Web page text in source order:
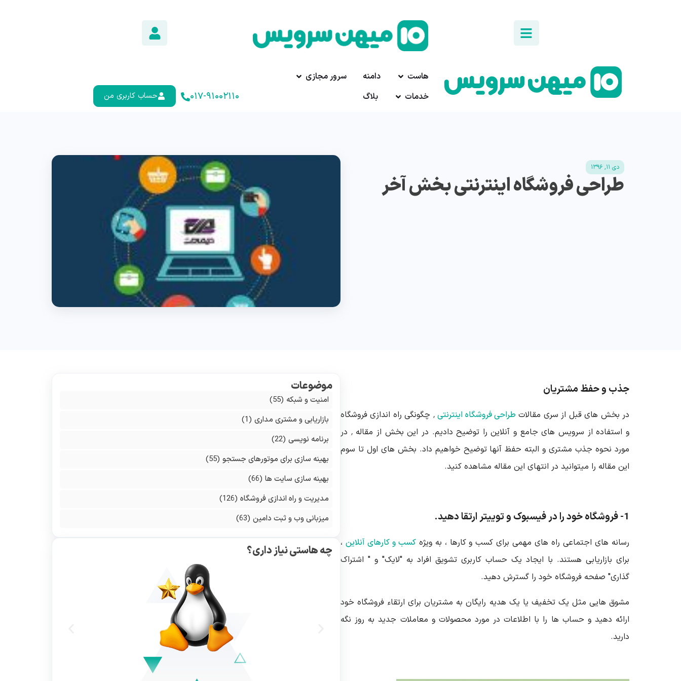
هاست دامنه
سرور مجازی
خدمات
بلاگ ۰۱۷-۹۱۰۰۲۱۱۰ حساب کاربری من
دی ۱۱, ۱۳۹۶
طراحی فروشگاه اینترنتی بخش آخر
جذب و حفظ مشتریان
در بخش های قبل از سری مقالات طراحی فروشگاه اینترنتی
٬ چگونگی راه اندازی فروشگاه
و استفاده از سرویس های جامع و آنلاین را توضیح دادیم. در این بخش از مقاله ٬ در
مورد نحوه جذب مشتری و البته حفظ آنها توضیح خواهیم داد. بخش های اول تا سوم
این مقاله را میتوانید در انتهای این مقاله مشاهده کنید.
1- فروشگاه خود را در فیسبوک و توییتر ارتقا دهید.
رسانه های اجتماعی راه های مهمی برای کسب و کارها ، به ویژهکسب و کارهای آنلاین ،
برای بازاریابی هستند. با ایجاد یک حساب کاربری تشویق افراد به "لایک" و " اشتراک
گذاری" صفحه فروشگاه خود را گسترش دهید.
مشوق هایی مثل یک تخفیف یا یک هدیه رایگان به مشتریان برای ارتقاء فروشگاه خود
ارائه دهید و حساب ها را با اطلاعات در مورد محصولات و معاملات جدید به روز نگه
دارید.
موضوعات
امنیت و شبکه (55)
بازاریابی و مشتری مداری (1)
برنامه نویسی (22)
بهینه سازی برای موتورهای جستجو (55)
بهینه سازی سایت ها (66)
مدیریت و راه اندازی فروشگاه (126)
میزبانی وب و ثبت دامین (63)
چه هاستی نیاز داری؟